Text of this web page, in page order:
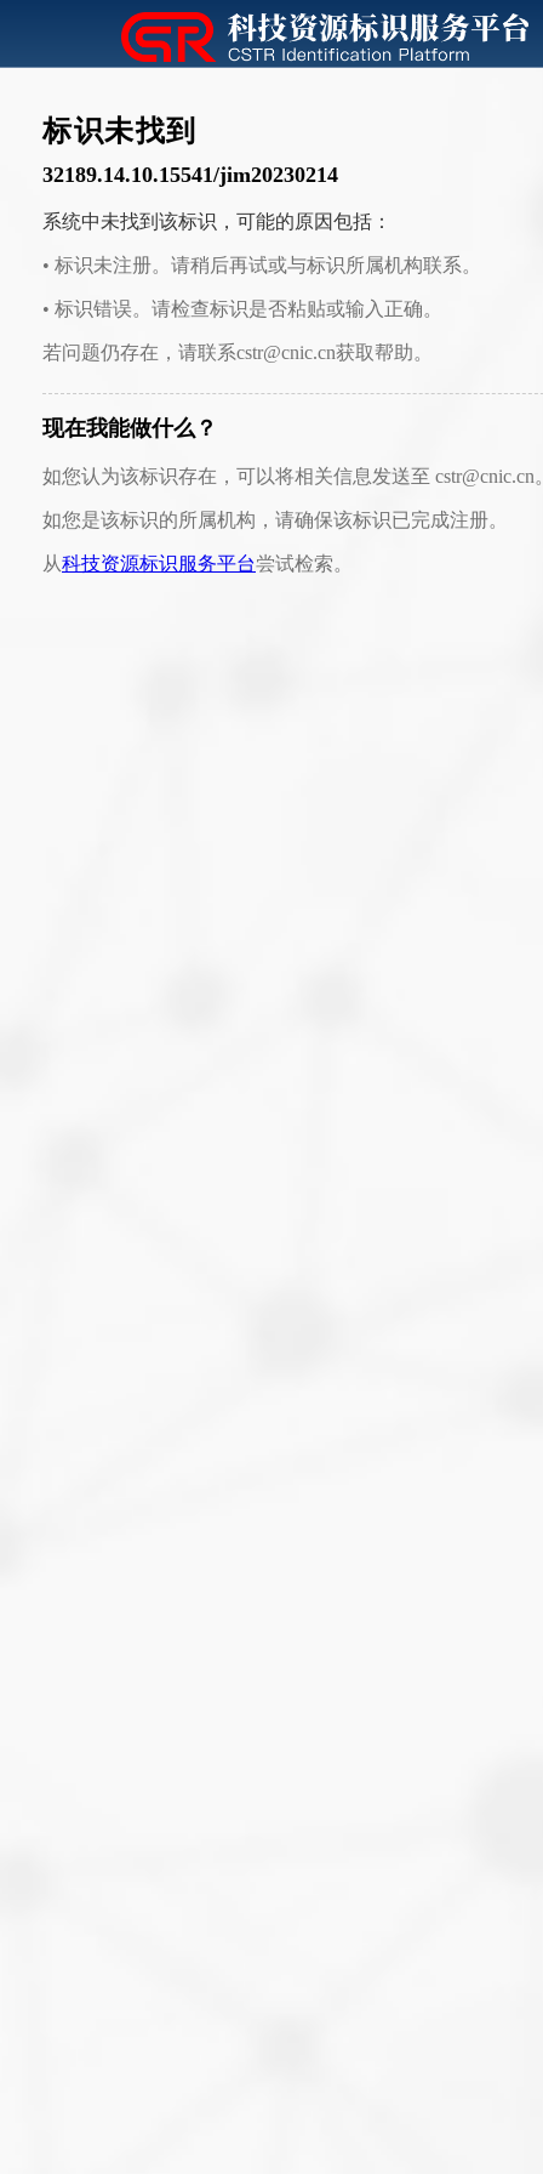
标识未找到
32189.14.10.15541/jim20230214
系统中未找到该标识，可能的原因包括：
• 标识未注册。请稍后再试或与标识所属机构联系。
• 标识错误。请检查标识是否粘贴或输入正确。
若问题仍存在，请联系cstr@cnic.cn获取帮助。
现在我能做什么？
如您认为该标识存在，可以将相关信息发送至 cstr@cnic.cn
如您是该标识的所属机构，请确保该标识已完成注册。
从科技资源标识服务平台尝试检索。